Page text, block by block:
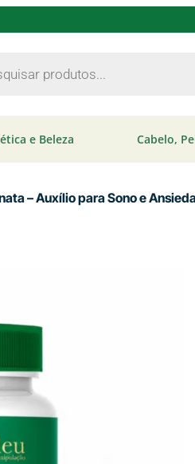
e Beleza Cabelo,
– Auxílio para Sono e